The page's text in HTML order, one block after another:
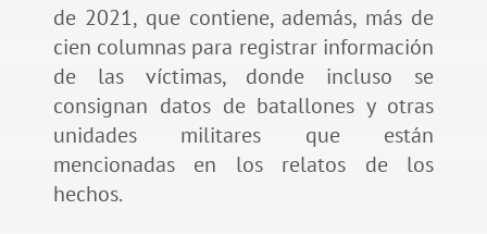
de 2021, que contiene, además, más de
cien columnas para registrar información
de las víctimas, donde incluso se
consignan datos de batallones y otras
unidades militares que están
mencionadas en los relatos de los
hechos.